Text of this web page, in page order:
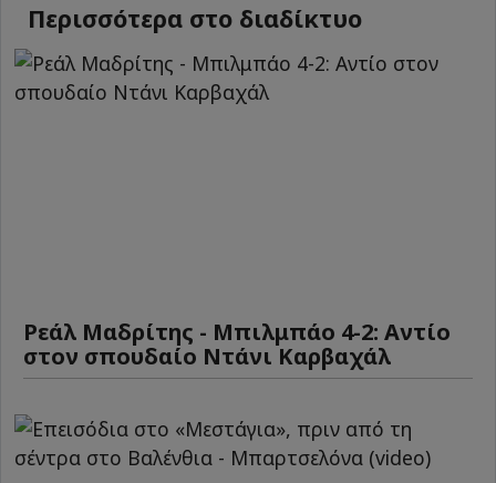
Περισσότερα στο διαδίκτυο
Ρεάλ Μαδρίτης - Μπιλμπάο 4-2: Αντίο
στον σπουδαίο Ντάνι Καρβαχάλ